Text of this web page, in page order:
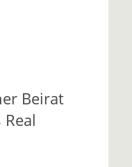
Beirat